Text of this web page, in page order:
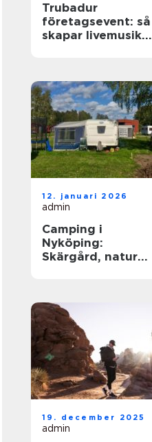
Trubadur
företagsevent: så
skapar livemusiken
12. januari 2026
admin
Camping i
Nyköping:
Skärgård, natur
19. december 2025
admin